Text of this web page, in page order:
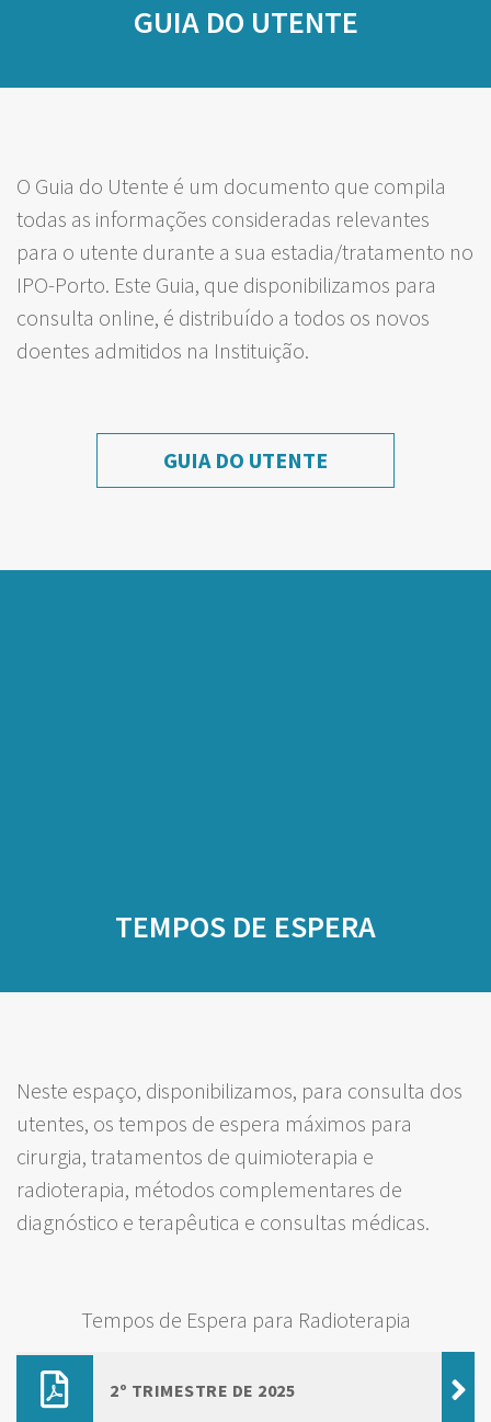
GUIA DO UTENTE
O Guia do Utente é um documento que compila
todas as informações consideradas relevantes
para o utente durante a sua estadia/tratamento no
IPO-Porto. Este Guia, que disponibilizamos para
consulta online, é distribuído a todos os novos
doentes admitidos na Instituição.
GUIA DO UTENTE
TEMPOS DE ESPERA
Neste espaço, disponibilizamos, para consulta dos
utentes, os tempos de espera máximos para
cirurgia, tratamentos de quimioterapia e
radioterapia, métodos complementares de
diagnóstico e terapêutica e consultas médicas.
Tempos de Espera para Radioterapia
2º TRIMESTRE DE 2025